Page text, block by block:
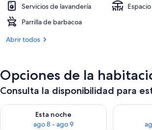
Servicios de lavandería
Parrilla de barbacoa
Abrir todos
Opciones de la
Consulta la disponibilidad para
Esta noche
ago 8 - ago 9
Consulta la disponibilidad para esta noche,
Consulta